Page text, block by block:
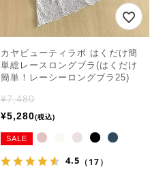
カヤビューティラボ はくだけ簡
単総レースロングブラ(はくだけ
簡単！レーシーロングブラ25)
¥7,480
¥5,280 税込
SALE
4.5 （17）